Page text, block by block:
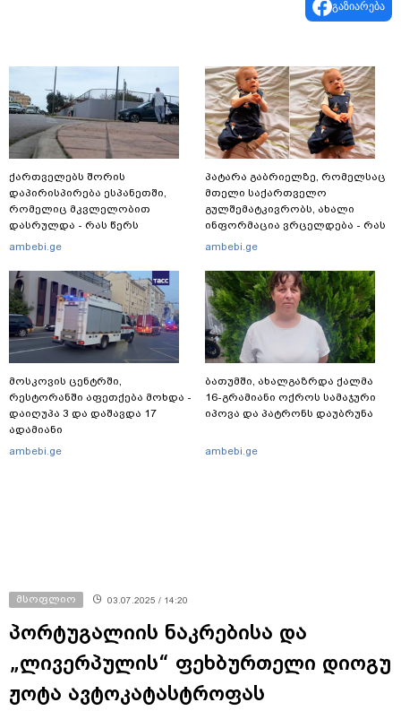
გაზიარება
ქართველებს შორის
დაპირისპირება ესპანეთში,
რომელიც მკვლელობით
დასრულდა - რას წერს
საერთაშორისო მედია: "მანქანა
და რაინდის"
ambebi.ge
მოსკოვის ცენტრში,
რესტორანში აფეთქება მოხდა -
დაიღუპა 3 და დაშავდა 17
ადამიანი
ambebi.ge
პატარა გაბრიელზე, რომელსაც
მთელი საქართველო
გულშემატკივრობს, ახალი
ინფორმაცია ვრცელდება - რას
წერს ბიჭუნას დედა?
ambebi.ge
ბათუმში, ახალგაზრდა ქალმა
16-გრამიანი ოქროს სამაჯური
იპოვა და პატრონს დაუბრუნა
ambebi.ge
მსოფლიო 03.07.2025 / 14:20
პორტუგალიის ნაკრებისა და
„ლივერპულის“ ფეხბურთელი დიოგუ
ჟოტა ავტოკატასტროფას